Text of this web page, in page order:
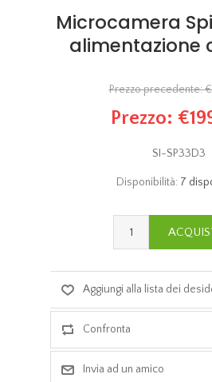
Microcamera
alimentazione
Prezzo precedente:
Prezzo:
SI-SP33D3
Disponibilità: 7